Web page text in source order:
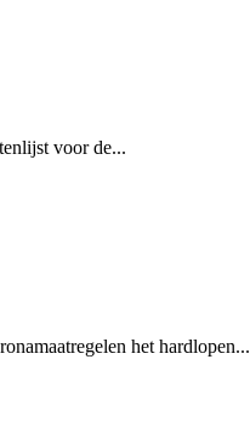
voor de...
het hardlopen...